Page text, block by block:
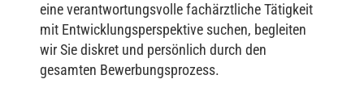
eine verantwortungsvolle fachärztliche Tätigkeit
mit Entwicklungsperspektive suchen, begleiten
wir Sie diskret und persönlich durch den
gesamten Bewerbungsprozess.